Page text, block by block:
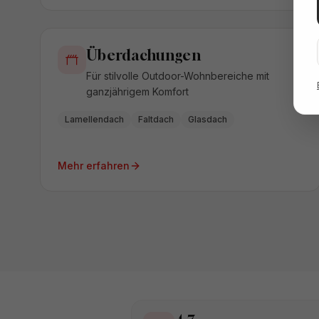
Überdachungen
Für stilvolle Outdoor-Wohnbereiche mit
ganzjährigem Komfort
Lamellendach Faltdach Glasdach
Mehr erfahren